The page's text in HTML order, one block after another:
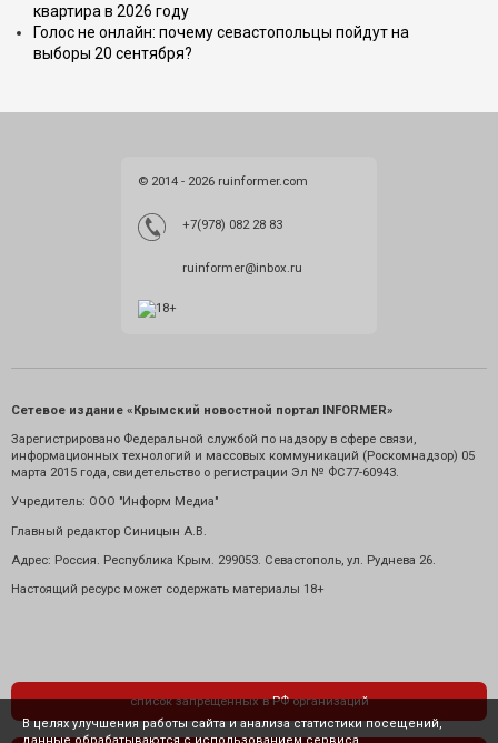
квартира в 2026 году
Голос не онлайн: почему севастопольцы пойдут на
выборы 20 сентября?
© 2014 - 2026 ruinformer.com
+7(978) 082 28 83
ruinformer@inbox.ru
Сетевое издание «Крымский новостной портал INFORMER»
Зарегистрировано Федеральной службой по надзору в сфере связи,
информационных технологий и массовых коммуникаций (Роскомнадзор) 05
марта 2015 года, свидетельство о регистрации Эл № ФС77-60943.
Учредитель: ООО "Информ Медиа"
Главный редактор Синицын А.В.
Адрес: Россия. Республика Крым. 299053. Севастополь, ул. Руднева 26.
Настоящий ресурс может содержать материалы 18+
список запрещенных в РФ организаций
В целях улучшения работы сайта и анализа статистики посещений,
данные обрабатываются с использованием сервиса